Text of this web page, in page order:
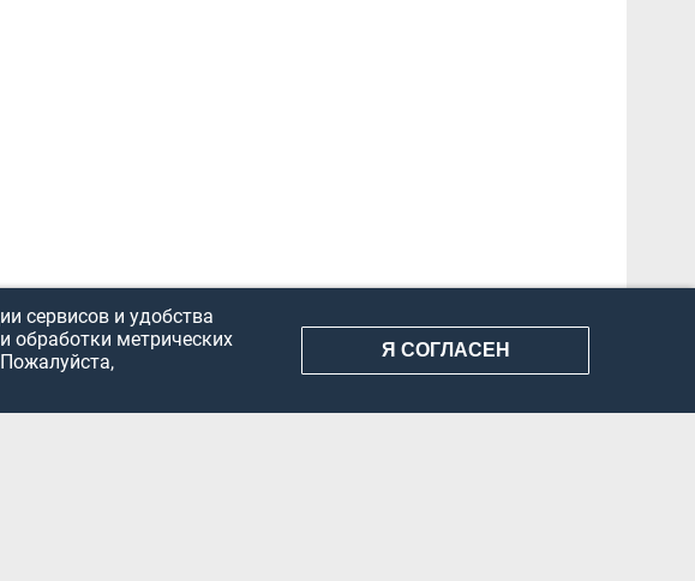
ИСПОЛЬЗОВАНИЕ ИНФОРМАЦИИ КОНФИДЕНЦИАЛЬНОСТЬ
сервисов и удобства
обработки метрических
Я СОГЛАСЕН